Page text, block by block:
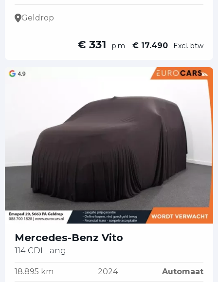
Geldrop
€ 331 p.m € 17.490 Excl. btw
Mercedes-Benz Vito
114 CDI Lang
18.895 km 2024 Automaat